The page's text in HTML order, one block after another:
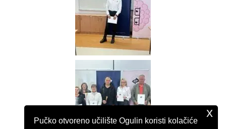
Pučko otvoreno učilište Ogulin koristi kolačiće
x